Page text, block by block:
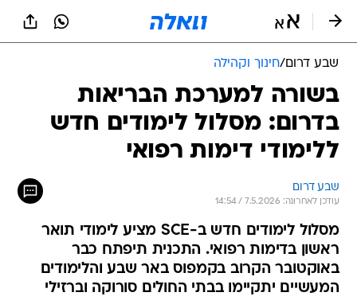
שבע דרום/חינוך וקהילה
בשורה למערכת הבריאות
בדרום: מסלול לימודים חדש
ללימודי דימות רפואי
שבע דרום
עודכן לאחרונה: 7.5.2026 / 14:54
מסלול לימודים חדש ב-SCE מציע לימודי תואר
ראשון בדימות רפואי. התכנית תיפתח כבר
באוקטובר הקרוב בקמפוס באר שבע והלימודים
המעשיים יתקיימו בבתי החולים סורוקה וברזילי